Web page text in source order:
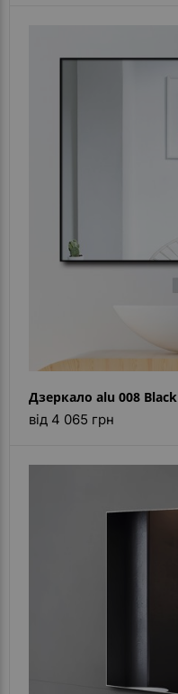
Дзеркало alu 008 Black
від 4 065 грн